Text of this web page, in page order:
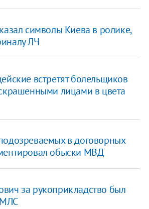
символы Киева в ролике,
ЛЧ
встретят болельщиков
лицами в цвета
в договорных
обыски МВД
за рукоприкладство был
МЛС